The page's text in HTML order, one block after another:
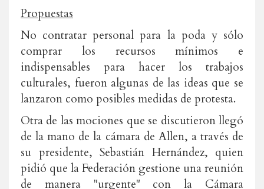
Propuestas
No contratar personal para la poda y sólo
comprar los recursos mínimos e
indispensables para hacer los trabajos
culturales, fueron algunas de las ideas que se
lanzaron como posibles medidas de protesta.
Otra de las mociones que se discutieron llegó
de la mano de la cámara de Allen, a través de
su presidente, Sebastián Hernández, quien
pidió que la Federación gestione una reunión
de manera "urgente" con la Cámara